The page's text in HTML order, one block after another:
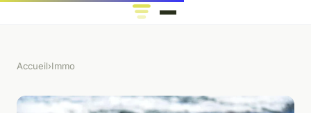
Accueil›Immo